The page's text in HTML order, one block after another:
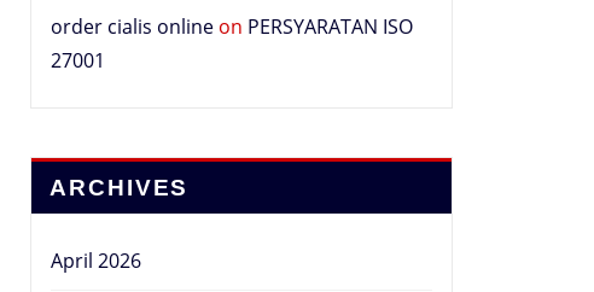
order cialis online on PERSYARATAN ISO
27001
ARCHIVES
April 2026